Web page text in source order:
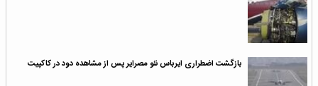
بازگشت اضطراری ایرباس نئو مصرایر پس از مشاهده دود در کاکپیت